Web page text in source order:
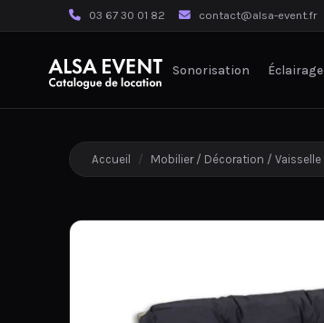
03 67 30 01 82 contact@alsa-event.fr
Sonorisation Éclairage
Accueil / Mobilier / Décoration / Vaisselle